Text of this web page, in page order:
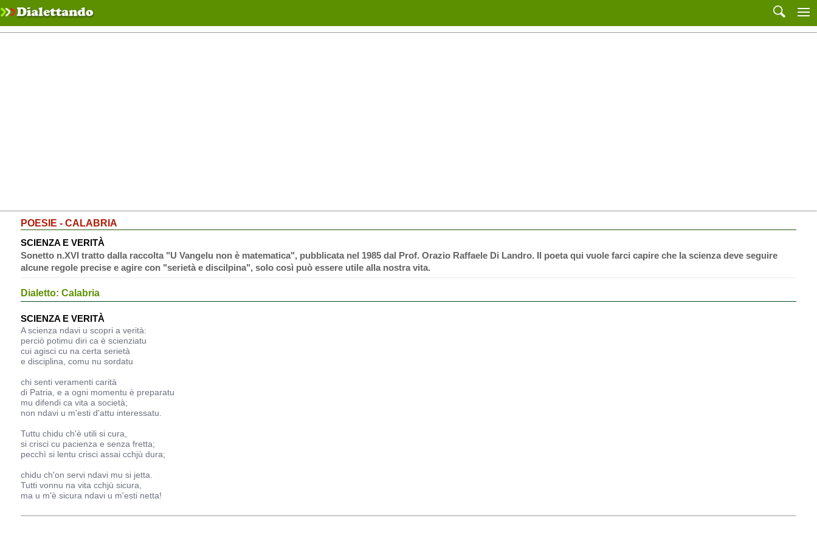
POESIE - CALABRIA
SCIENZA E VERITÀ
Sonetto n.XVI tratto dalla raccolta "U Vangelu non è matematica", pubblicata nel 1985 dal Prof. Orazio Raffaele Di Landro. Il poeta qui vuole farci capire che la scienza deve seguire
alcune regole precise e agire con "serietà e discilpina", solo così può essere utile alla nostra vita.
Dialetto: Calabria
SCIENZA E VERITÀ
A scienza ndavi u scopri a verità:
perciò potimu diri ca è scienziatu
cui agisci cu na certa serietà
e disciplina, comu nu sordatu
chi senti veramenti carità
di Patria, e a ogni momentu è preparatu
mu difendi ca vita a società;
non ndavi u m'esti d'attu interessatu.
Tuttu chidu ch'è utili si cura,
si crisci cu pacienza e senza fretta;
pecchì si lentu crisci assai cchjù dura;
chidu ch'on servi ndavi mu si jetta.
Tutti vonnu na vita cchjù sicura,
ma u m'è sicura ndavi u m'esti netta!